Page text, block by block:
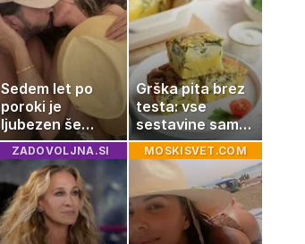
kar otrok
potrebuje
Sedem let po
poroki je
ljubezen še
vedno enako
močna
Grška pita brez
testa: vse
sestavine samo
zmešate in
pečica opravi
ostalo
ZADOVOLJNA.SI MOSKISVET.COM